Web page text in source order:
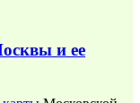
и ее